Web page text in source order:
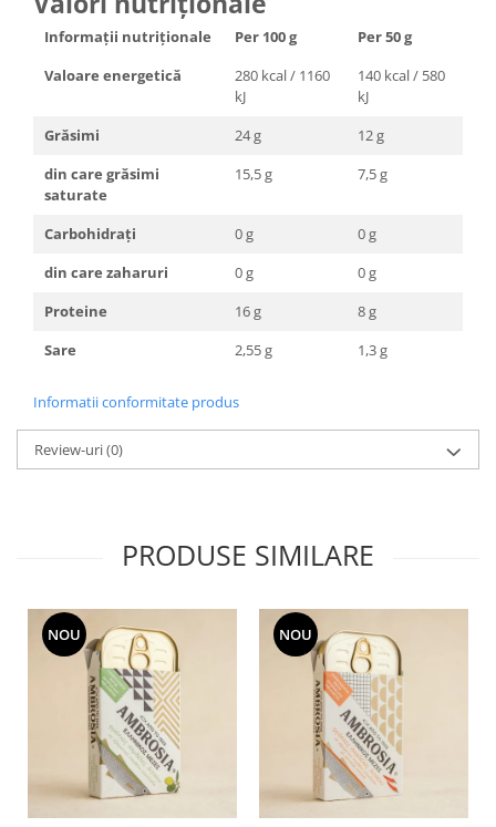
Informații nutriționale Per 100 g
Per 50 g
Valoare energetică
280 kcal / 1160
kJ
140 kcal / 580
kJ
Grăsimi
24 g
12 g
din care grăsimi
saturate
15,5 g 7,5 g
Carbohidrați 0 g
0 g
din care zaharuri
0 g
0 g
Proteine
16 g
8 g
Sare
2,55 g 1,3 g
Informatii conformitate produs
Review-uri(0)
PRODUSE SIMILARE
NOU NOU